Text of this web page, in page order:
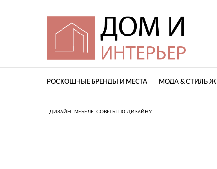
РОСКОШНЫЕ БРЕНДЫ И МЕСТА МОДА & СТИЛЬ
ДИЗАЙН , МЕБЕЛЬ, СОВЕТЫ ПО ДИЗАЙНУ